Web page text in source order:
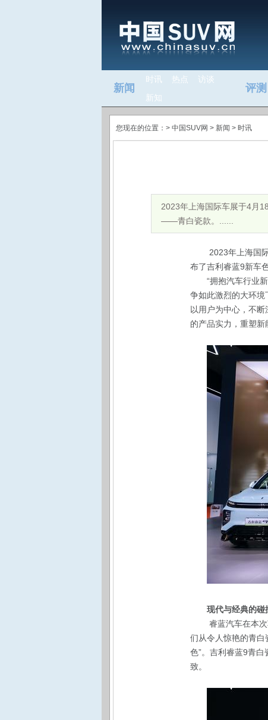
新闻
时讯 热点
访谈
新知
评测
您现在的位置：> 中国SUV网 > 新闻 > 时讯
2023年上海国际车展于4月
——青白瓷款。......
2023年上海国
布了吉利睿蓝9新车
“拥抱汽车行业
争如此激烈的大环
以用户为中心，不
的产品实力，重塑新
现代与经典的碰
睿蓝汽车在本
们从令人惊艳的青白
色”。吉利睿蓝9青
致。